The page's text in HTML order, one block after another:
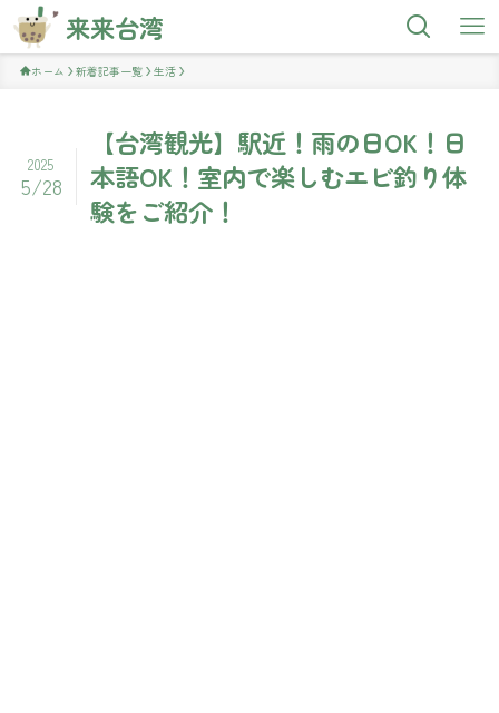
来来台湾
ホーム 新着記事一覧 生活
【台湾観光】駅近！雨の日OK！日
本語OK！室内で楽しむエビ釣り体
験をご紹介！
2025
5/28